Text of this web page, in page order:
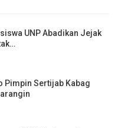
UNP Abadikan Jejak
Pimpin Sertijab Kabag